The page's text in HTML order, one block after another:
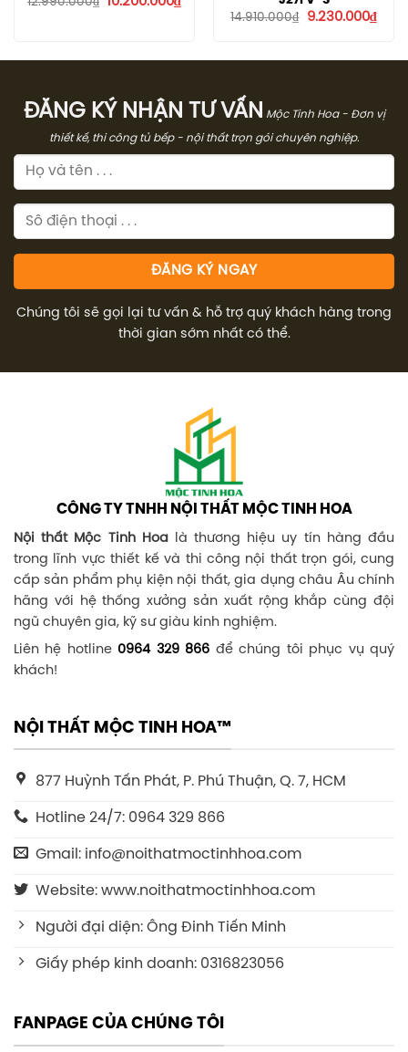
14.910.000₫
Giá
9.230.000₫Giá
ĐĂNG KÝ NHẬN TƯ VẤN
Mộc Tinh Hoa - Đơn vị
thiết kế, thi công tủ bếp - nội thất trọn gói chuyên nghiệp.
Chúng tôi sẽ gọi lại tư vấn & hỗ trợ quý khách hàng trong
thời gian sớm nhất có thể.
CÔNG TY TNHH NỘI THẤT MỘC TINH HOA
Nội thất Mộc Tinh Hoalà thương hiệu uy tín hàng đầu
trong lĩnh vực thiết kế và thi công nội thất trọn gói, cung
cấp sản phẩm phụ kiện nội thất, gia dụng châu Âu chính
hãng với hệ thống xưởng sản xuất rộng khắp cùng đội
ngũ chuyên gia, kỹ sư giàu kinh nghiệm.
Liên hệ hotline 0964 329 866 để chúng tôi phục vụ quý
khách!
NỘI THẤT MỘC TINH HOA™
877 Huỳnh Tấn Phát, P. Phú Thuận, Q. 7, HCM
Hotline 24/7: 0964 329 866
Gmail: info@noithatmoctinhhoa.com
Website: www.noithatmoctinhhoa.com
Người đại diện: Ông Đinh Tiến Minh
Giấy phép kinh doanh: 0316823056
FANPAGE CỦA CHÚNG TÔI